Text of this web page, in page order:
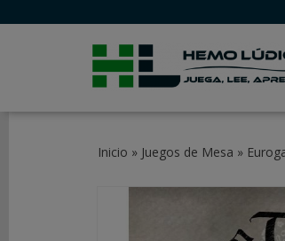
Inicio » Juegos de Mesa »